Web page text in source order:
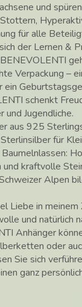
und
für alle
der Lernen &
Verpackung –
schenkt
Jugendliche.
aus 925
für
kraftvolle
Alpen
Liebe in
und natürlich
Anhänger
oder
Sie sich
ganz